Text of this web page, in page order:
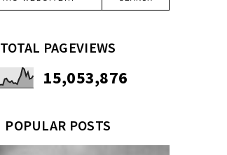
TOTAL PAGEVIEWS
15,053,876
POPULAR POSTS